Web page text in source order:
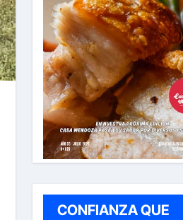
CONFIANZA QUE